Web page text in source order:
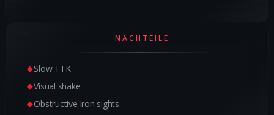
NACHTEILE
Slow TTK
Visual shake
Obstructive iron sights